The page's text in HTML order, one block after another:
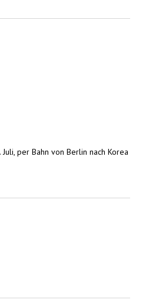
per Bahn von Berlin nach Korea